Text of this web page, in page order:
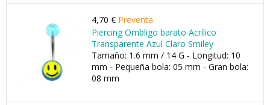
4,70 € Preventa
Piercing Ombligo barato Acrílico
Transparente Azul Claro Smiley
Tamaño: 1.6 mm / 14 G - Longitud: 10
mm - Pequeña bola: 05 mm - Gran bola:
08 mm